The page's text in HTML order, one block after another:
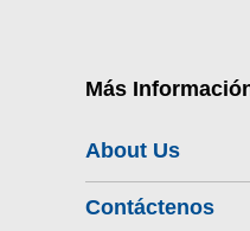
Más
About Us
Contáctenos